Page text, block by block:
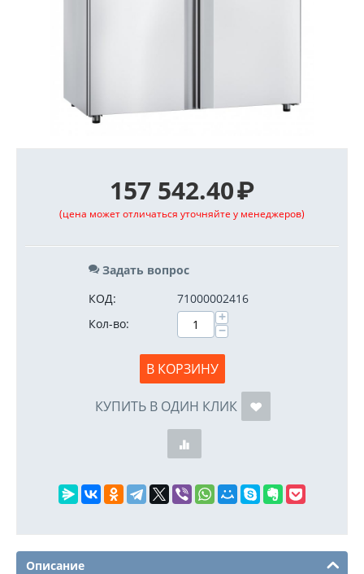
157 542.40₽
(цена может отличаться уточняйте у менеджеров)
Задать вопрос
КОД:
71000002416
Кол-во:
+
−
В КОРЗИНУ
КУПИТЬ В ОДИН КЛИК
Описание